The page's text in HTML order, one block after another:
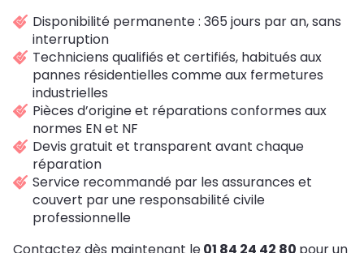
Disponibilité permanente : 365 jours par an, sans
interruption
Techniciens qualifiés et certifiés, habitués aux
pannes résidentielles comme aux fermetures
industrielles
Pièces d’origine et réparations conformes aux
normes EN et NF
Devis gratuit et transparent avant chaque
réparation
Service recommandé par les assurances et
couvert par une responsabilité civile
professionnelle